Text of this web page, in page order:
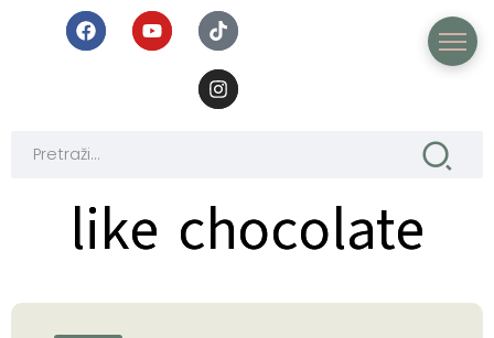
like chocolate
like chocolate